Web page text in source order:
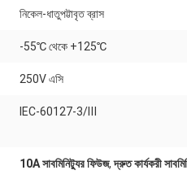
নিকেল-ধাতুপট্টাবৃত ব্রাস
-55℃ থেকে +125℃
250V এসি
IEC-60127-3/Ⅲ
10A সাবমিনিট্যুর ফিউজ,দ্রুত কার্যকরী